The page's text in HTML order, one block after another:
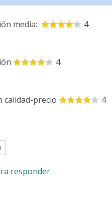
media: 4
4
calidad-precio 4
responder